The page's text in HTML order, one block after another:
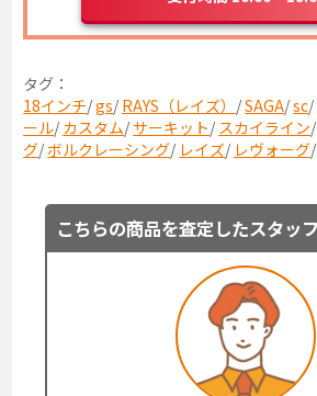
タグ：
18インチ/gs/ RAYS（レイズ） /SAGA/sc/
ール/ カスタム/ サーキット/ スカイライン/
グ/ボルクレーシング/ レイズ/ レヴォーグ
こちらの商品を査定したスタッフ